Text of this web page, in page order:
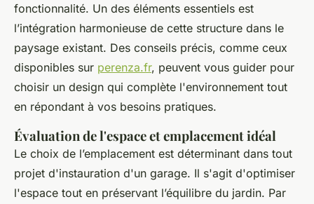
fonctionnalité. Un des éléments essentiels est
l’intégration harmonieuse de cette structure dans le
paysage existant. Des conseils précis, comme ceux
disponibles sur perenza.fr, peuvent vous guider pour
choisir un design qui complète l'environnement tout
en répondant à vos besoins pratiques.
Évaluation de l'espace et emplacement idéal
Le choix de l’emplacement est déterminant dans tout
projet d'instauration d'un garage. Il s'agit d'optimiser
l'espace tout en préservant l’équilibre du jardin. Par